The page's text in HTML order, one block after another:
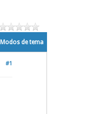
Modos de tema
#1